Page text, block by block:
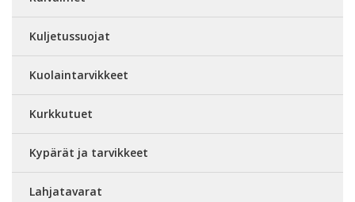
Kuljetussuojat
Kuolaintarvikkeet
Kurkkutuet
Kypärät ja tarvikkeet
Lahjatavarat